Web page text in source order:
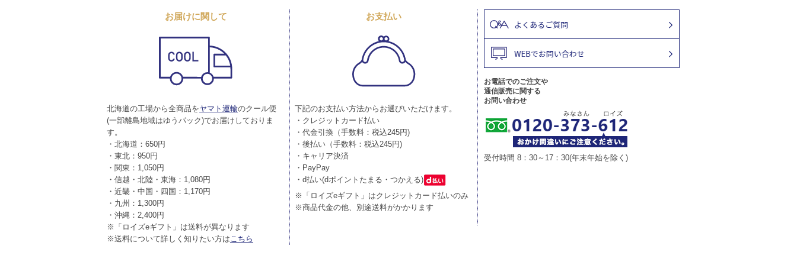
お届けに関して
北海道の工場から全商品をヤマト運輸のクール便
(一部離島地域はゆうパック)でお届けしておりま
す。
・北海道：650円
・東北：950円
・関東：1,050円
・信越・北陸・東海：1,080円
・近畿・中国・四国：1,170円
・九州：1,300円
・沖縄：2,400円
※「ロイズeギフト」は送料が異なります
※送料について詳しく知りたい方はこちら
お支払い
下記のお支払い方法からお選びいただけます。
・クレジットカード払い
・代金引換（手数料：税込245円)
・後払い（手数料：税込245円)
・キャリア決済
・PayPay
・d払い(dポイントたまる・つかえる)
※「ロイズeギフト」はクレジットカード払いのみ
※商品代金の他、別途送料がかかります
お電話でのご注文や
通信販売に関する
お問い合わせ
受付時間 8：30～17：30(年末年始を除く)